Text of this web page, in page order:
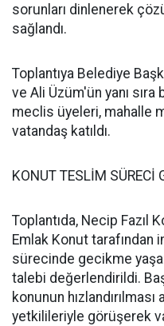
sorunları dinlenerek
sağlandı.
Toplantıya Belediye
ve Ali Üzüm'ün yanı
meclis üyeleri, mahalle
vatandaş katıldı.
KONUT TESLİM SÜRECİ
Toplantıda, Necip Fazıl
Emlak Konut tarafından
sürecinde gecikme
talebi değerlendirildi.
konunun
yetkilileriyle görüşerek